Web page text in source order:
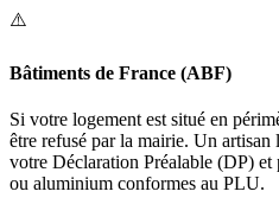
⚠️
Bâtiments de France (ABF)
Si votre logement est situé en
être refusé par la mairie. Un artisan
votre Déclaration Préalable (DP) et
ou aluminium conformes au PLU.